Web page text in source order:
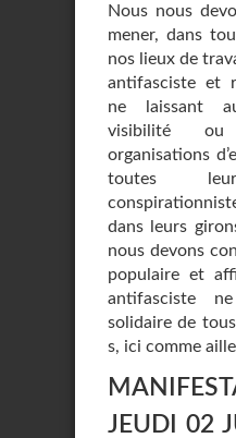
Nous nous
mener, dans
nos lieux de
antifasciste et
ne laissant
visibilité ou
organisations
toutes
dans leurs
nous devons
populaire et
antifasciste
solidaire de
s, ici comme
JEUDI 02